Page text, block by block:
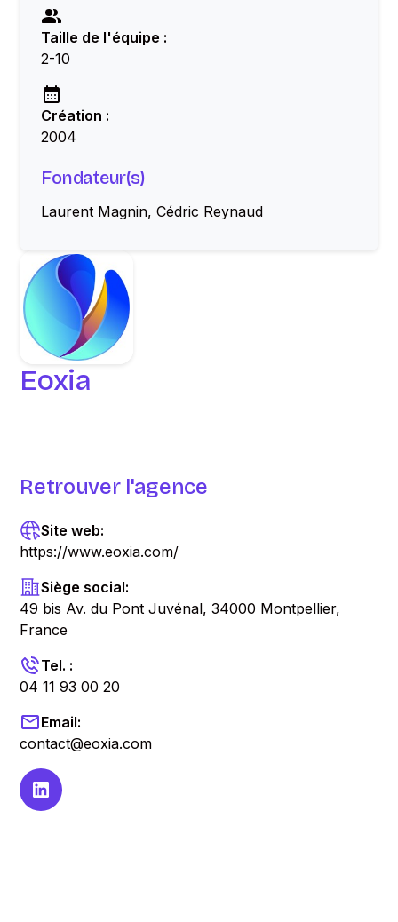
Eoxia
Taille de l'équipe :
2-10
Création :
2004
Fondateur(s)
Laurent Magnin, Cédric Reynaud
Retrouver l'agence
Site web:
https://www.eoxia.com/
Siège social:
49 bis Av. du Pont Juvénal, 34000 Montpellier,
France
Tel. :
04 11 93 00 20
Email:
contact@eoxia.com